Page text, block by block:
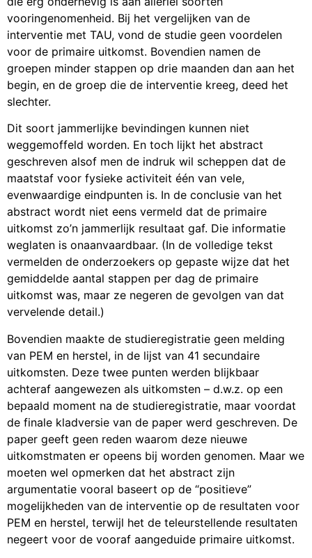
vooringenomenheid. Bij het vergelijken van de
interventie met TAU, vond de studie geen voordelen
voor de primaire uitkomst. Bovendien namen de
groepen minder stappen op drie maanden dan aan het
begin, en de groep die de interventie kreeg, deed het
slechter.
Dit soort jammerlijke bevindingen kunnen niet
weggemoffeld worden. En toch lijkt het abstract
geschreven alsof men de indruk wil scheppen dat de
maatstaf voor fysieke activiteit één van vele,
evenwaardige eindpunten is. In de conclusie van het
abstract wordt niet eens vermeld dat de primaire
uitkomst zo’n jammerlijk resultaat gaf. Die informatie
weglaten is onaanvaardbaar. (In de volledige tekst
vermelden de onderzoekers op gepaste wijze dat het
gemiddelde aantal stappen per dag de primaire
uitkomst was, maar ze negeren de gevolgen van dat
vervelende detail.)
Bovendien maakte de studieregistratie geen melding
van PEM en herstel, in de lijst van 41 secundaire
uitkomsten. Deze twee punten werden blijkbaar
achteraf aangewezen als uitkomsten – d.w.z. op een
bepaald moment na de studieregistratie, maar voordat
de finale kladversie van de paper werd geschreven. De
paper geeft geen reden waarom deze nieuwe
uitkomstmaten er opeens bij worden genomen. Maar we
moeten wel opmerken dat het abstract zijn
argumentatie vooral baseert op de “positieve”
mogelijkheden van de interventie op de resultaten voor
PEM en herstel, terwijl het de teleurstellende resultaten
negeert voor de vooraf aangeduide primaire uitkomst.